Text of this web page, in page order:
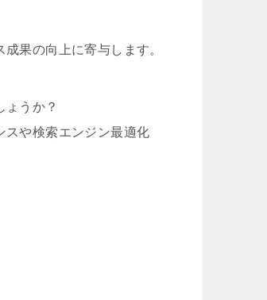
果の向上に寄与します。
うか？
スや検索エンジン最適化